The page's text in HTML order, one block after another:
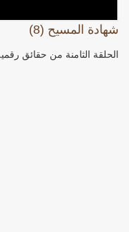
شهادة المسيح (8)
الحلقة الثامنة من حقائق